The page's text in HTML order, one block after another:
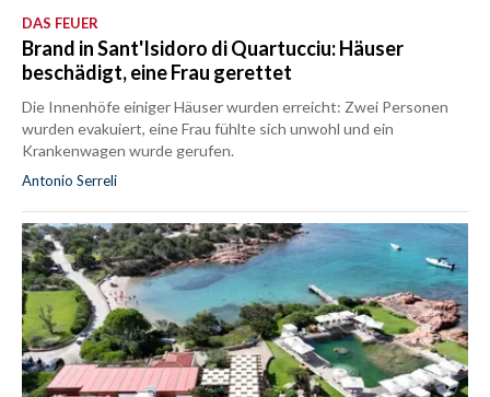
DAS FEUER
Brand in Sant'Isidoro di Quartucciu: Häuser
beschädigt, eine Frau gerettet
Die Innenhöfe einiger Häuser wurden erreicht: Zwei Personen
wurden evakuiert, eine Frau fühlte sich unwohl und ein
Krankenwagen wurde gerufen.
Antonio Serreli